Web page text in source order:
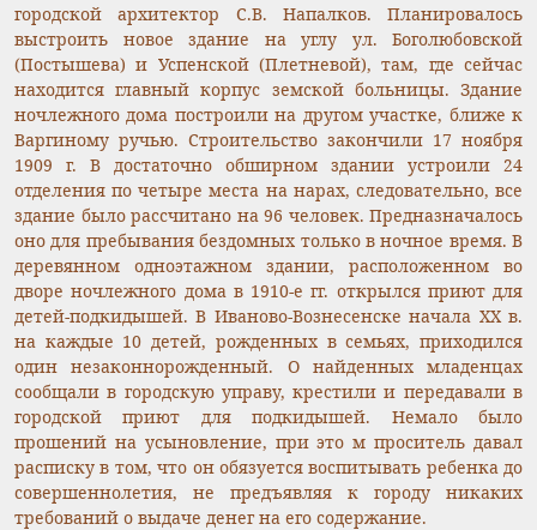
городской архитектор С.В. Напалков. Планировалось
выстроить новое здание на углу ул. Боголюбовской
(Постышева) и Успенской (Плетневой), там, где сейчас
находится главный корпус земской больницы. Здание
ночлежного дома построили на другом участке, ближе к
Варгиному ручью. Строительство закончили 17 ноября
1909 г. В достаточно обширном здании устроили 24
отделения по четыре места на нарах, следовательно, все
здание было рассчитано на 96 человек. Предназначалось
оно для пребывания бездомных только в ночное время. В
деревянном одноэтажном здании, расположенном во
дворе ночлежного дома в 1910-е гг. открылся приют для
детей-подкидышей. В Иваново-Вознесенске начала XX в.
на каждые 10 детей, рожденных в семьях, приходился
один незаконнорожденный. О найденных младенцах
сообщали в городскую управу, крестили и передавали в
городской приют для подкидышей. Немало было
прошений на усыновление, при это м проситель давал
расписку в том, что он обязуется воспитывать ребенка до
совершеннолетия, не предъявляя к городу никаких
требований о выдаче денег на его содержание.